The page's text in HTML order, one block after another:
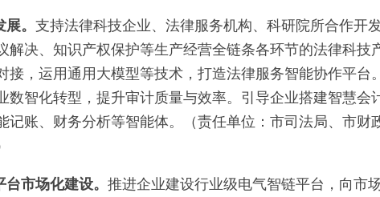
。 支持法律科技企业、法律服务机构、科研院所合作开
解决、知识产权保护等生产经营全链条各环节的法律科技
接，运用通用大模型等技术，打造法律服务智能协作平台
数智化转型，提升审计质量与效率。引导企业搭建智慧会
记账、财务分析等智能体。（责任单位：市司法局、市财
市场化建设。 推进企业建设行业级电气智链平台，向市